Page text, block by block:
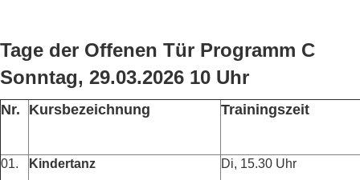
Tage der Offenen Tür Programm C
Sonntag, 29.03.2026 10 Uhr
Nr. Kursbezeichnung Trainingszeit
01. Kindertanz Di, 15.30 Uhr